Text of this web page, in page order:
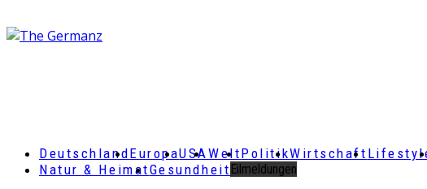
DeutschlandEuropaUSAWeltPolitikWirtschaft
Natur & HeimatGesundheit Eilmeldungen